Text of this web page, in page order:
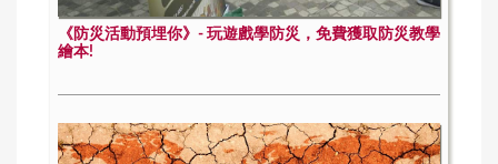
《防災活動預埋你》- 玩遊戲學防災，免費獲取防災教學
繪本!